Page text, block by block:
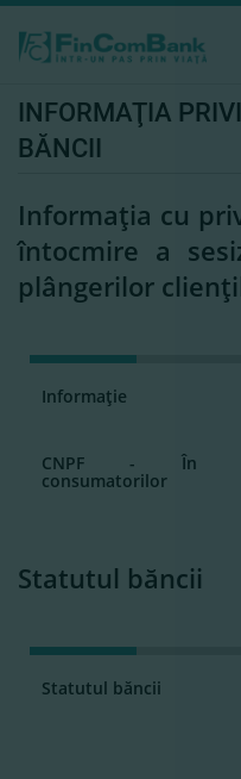
INFORMAŢIA
BĂNCII
Informaţia cu
întocmire a
plângerilor
Informaţie
CNPF - În
consumatorilor
Statutul băncii
Statutul băncii